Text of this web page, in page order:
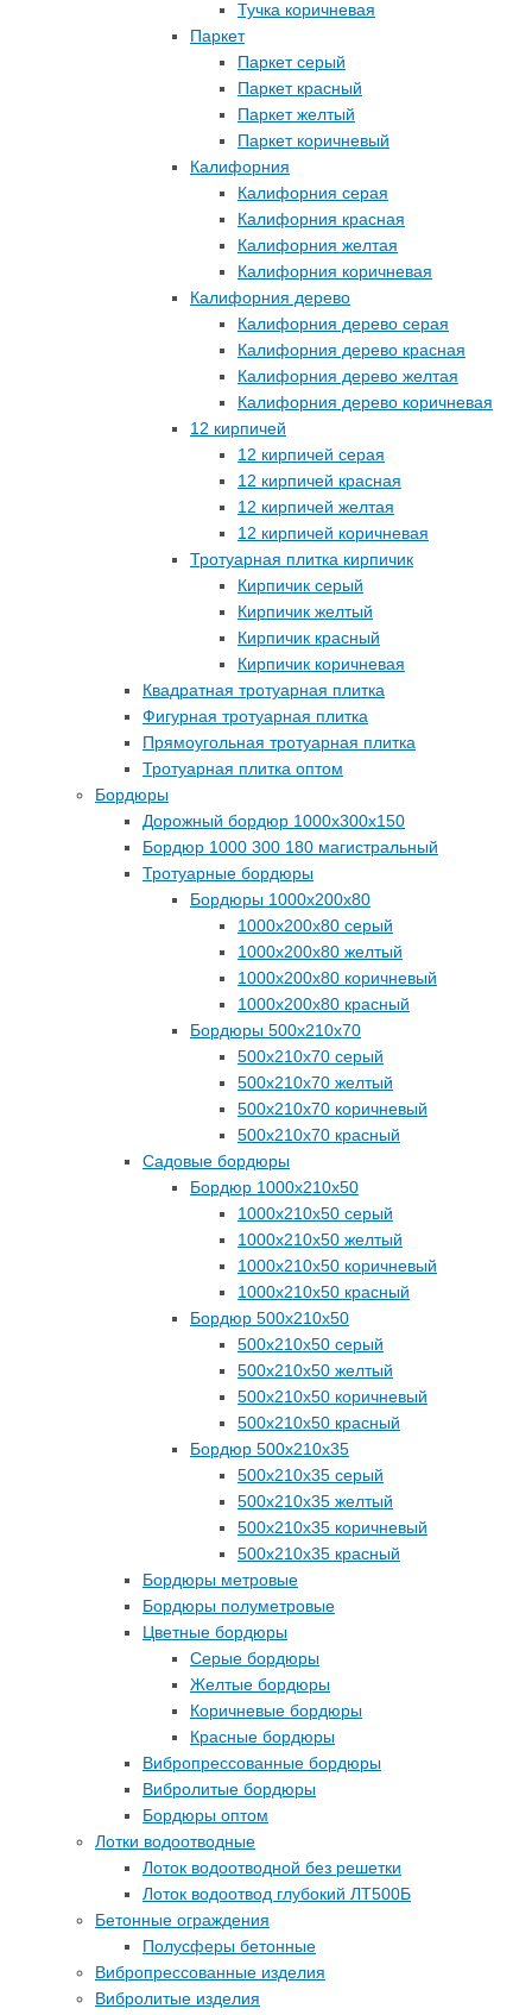
Тучка коричневая
Паркет
Паркет серый
Паркет красный
Паркет желтый
Паркет коричневый
Калифорния
Калифорния серая
Калифорния красная
Калифорния желтая
Калифорния коричневая
Калифорния дерево
Калифорния дерево серая
Калифорния дерево красная
Калифорния дерево желтая
Калифорния дерево коричневая
12 кирпичей
12 кирпичей серая
12 кирпичей красная
12 кирпичей желтая
12 кирпичей коричневая
Тротуарная плитка кирпичик
Кирпичик серый
Кирпичик желтый
Кирпичик красный
Кирпичик коричневая
Квадратная тротуарная плитка
Фигурная тротуарная плитка
Прямоугольная тротуарная плитка
Тротуарная плитка оптом
Бордюры
Дорожный бордюр 1000х300х150
Бордюр 1000 300 180 магистральный
Тротуарные бордюры
Бордюры 1000х200х80
1000х200х80 серый
1000х200х80 желтый
1000х200х80 коричневый
1000х200х80 красный
Бордюры 500х210х70
500х210х70 серый
500х210х70 желтый
500х210х70 коричневый
500х210х70 красный
Садовые бордюры
Бордюр 1000х210х50
1000х210х50 серый
1000х210х50 желтый
1000х210х50 коричневый
1000х210х50 красный
Бордюр 500х210х50
500х210х50 серый
500х210х50 желтый
500х210х50 коричневый
500х210х50 красный
Бордюр 500х210х35
500х210х35 серый
500х210х35 желтый
500х210х35 коричневый
500х210х35 красный
Бордюры метровые
Бордюры полуметровые
Цветные бордюры
Серые бордюры
Желтые бордюры
Коричневые бордюры
Красные бордюры
Вибропрессованные бордюры
Вибролитые бордюры
Бордюры оптом
Лотки водоотводные
Лоток водоотводной без решетки
Лоток водоотвод глубокий ЛТ500Б
Бетонные ограждения
Полусферы бетонные
Вибропрессованные изделия
Вибролитые изделия